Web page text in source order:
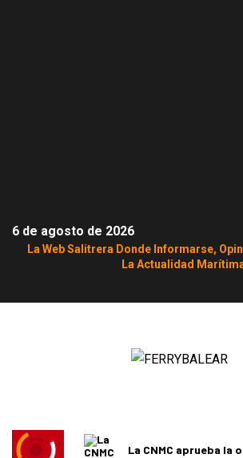
6 de agosto de 2026
La Web Salitrera Donde Informarse,
La Actualidad
La CNMC aprueba